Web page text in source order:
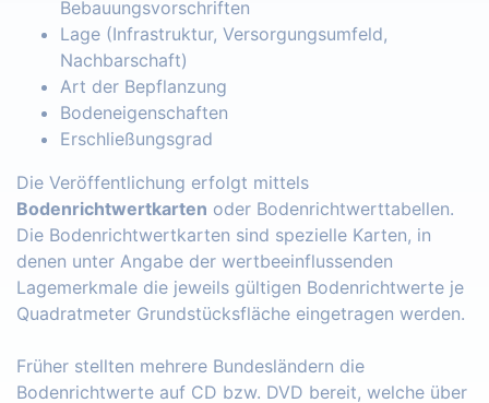
Bebauungsvorschriften
Lage (Infrastruktur, Versorgungsumfeld,
Nachbarschaft)
Art der Bepflanzung
Bodeneigenschaften
Erschließungsgrad
Die Veröffentlichung erfolgt mittels
Bodenrichtwertkarten oder Bodenrichtwerttabellen.
Die Bodenrichtwertkarten sind spezielle Karten, in
denen unter Angabe der wertbeeinflussenden
Lagemerkmale die jeweils gültigen Bodenrichtwerte je
Quadratmeter Grundstücksfläche eingetragen werden.
Früher stellten mehrere Bundesländern die
Bodenrichtwerte auf CD bzw. DVD bereit, welche über